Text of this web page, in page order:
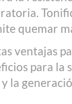
quemar
ventajas
para la
y la